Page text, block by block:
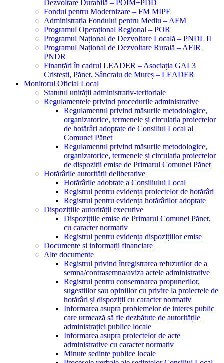
Dezvoltare Durabilă – POIM+PDD
Fondul pentru Modernizare – FM MIPE
Administrația Fondului pentru Mediu – AFM
Programul Operațional Regional – POR
Programul Național de Dezvoltare Locală – PNDL II
Programul Național de Dezvoltare Rurală – AFIR
PNDR
Finanțări în cadrul LEADER – Asociația GAL3
Cristești, Pănet, Sâncraiu de Mureș – LEADER
Monitorul Oficial Local
Statutul unității administrativ-teritoriale
Regulamentele privind procedurile administrative
Regulamentul privind măsurile metodologice,
organizatorice, termenele și circulația proiectelor
de hotărâri adoptate de Consiliul Local al
Comunei Pănet
Regulamentul privind măsurile metodologice,
organizatorice, termenele și circulația proiectelor
de dispoziții emise de Primarul Comunei Pănet
Hotărârile autorității deliberative
Hotărârile adobtate a Consiliului Local
Registrul pentru evidența proiectelor de hotărâri
Registrul pentru evidența hotărârilor adoptate
Dispozițiile autorității executive
Dispozițiile emise de Primarul Comunei Pănet,
cu caracter normativ
Registrul pentru evidența dispozițiilor emise
Documente și informații financiare
Alte documente
Registrul privind înregistrarea refuzurilor de a
semna/contrasemna/aviza actele administrative
Registrul pentru consemnarea propunerilor,
sugestiilor sau opiniilor cu privire la proiectele de
hotărâri și dispoziții cu caracter normativ
Informarea asupra problemelor de interes public
care urmează să fie dezbătute de autoritățile
administrației publice locale
Informarea asupra proiectelor de acte
administrative cu caracter normativ
Minute ședințe publice locale